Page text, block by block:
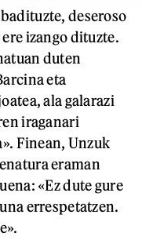
deseroso
izango dituzte.
duten
eta
ala galarazi
iraganari
Finean, Unzuk
eraman
«Ez dute gure
errespetatzen.